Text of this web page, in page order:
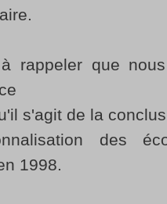
rappeler que
s'agit de la
des
1998.